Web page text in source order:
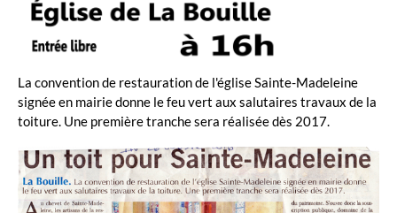
La convention de restauration de l'église Sainte-Madeleine
signée en mairie donne le feu vert aux salutaires travaux de la
toiture. Une première tranche sera réalisée dès 2017.